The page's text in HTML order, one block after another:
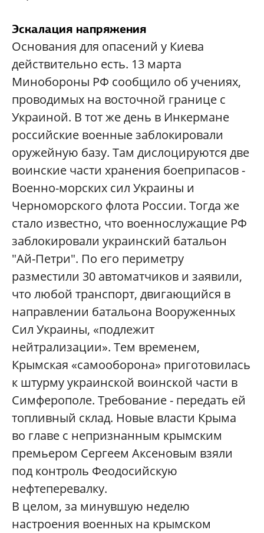
Эскалация напряжения
Основания для опасений у Киева
действительно есть. 13 марта
Минобороны РФ сообщило об учениях,
проводимых на восточной границе с
Украиной. В тот же день в Инкермане
российские военные заблокировали
оружейную базу. Там дислоцируются две
воинские части хранения боеприпасов -
Военно-морских сил Украины и
Черноморского флота России. Тогда же
стало известно, что военнослужащие РФ
заблокировали украинский батальон
"Ай-Петри". По его периметру
разместили 30 автоматчиков и заявили,
что любой транспорт, двигающийся в
направлении батальона Вооруженных
Сил Украины, «подлежит
нейтрализации». Тем временем,
Крымская «самооборона» приготовилась
к штурму украинской воинской части в
Симферополе. Требование - передать ей
топливный склад. Новые власти Крыма
во главе с непризнанным крымским
премьером Сергеем Аксеновым взяли
под контроль Феодосийскую
нефтеперевалку.
В целом, за минувшую неделю
настроения военных на крымском